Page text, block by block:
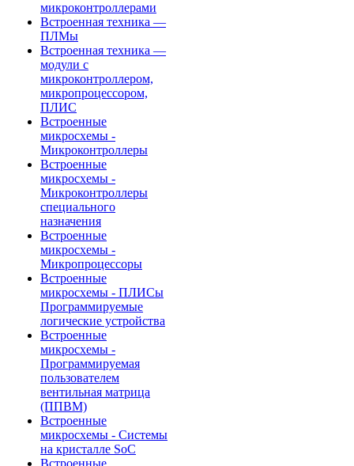
микроконтроллерами
Встроенная техника —
ПЛМы
Встроенная техника —
модули с
микроконтроллером,
микропроцессором,
ПЛИС
Встроенные
микросхемы -
Микроконтроллеры
Встроенные
микросхемы -
Микроконтроллеры
специального
назначения
Встроенные
микросхемы -
Микропроцессоры
Встроенные
микросхемы - ПЛИСы
Программируемые
логические устройства
Встроенные
микросхемы -
Программируемая
пользователем
вентильная матрица
(ППВМ)
Встроенные
микросхемы - Системы
на кристалле SoC
Встроенные